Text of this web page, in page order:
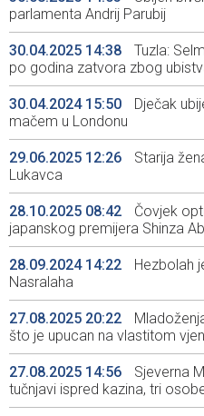
parlamenta Andrij Parubij
30.04.2025 14:38
Tuzla:
po godina zatvora zbog
30.04.2024 15:50
Dječak
mačem u Londonu
29.06.2025 12:26
Starija
Lukavca
28.10.2025 08:42
Čovjek
japanskog premijera Shinza
28.09.2024 14:22
Hezbolah
Nasralaha
27.08.2025 20:22
što je upucan na vlastitom
27.08.2025 14:56
Sjeverna
tučnjavi ispred kazina, tri